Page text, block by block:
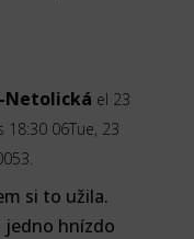
Netolická el 23
18:30 06Tue, 23
si to užila.
jedno hnízdo